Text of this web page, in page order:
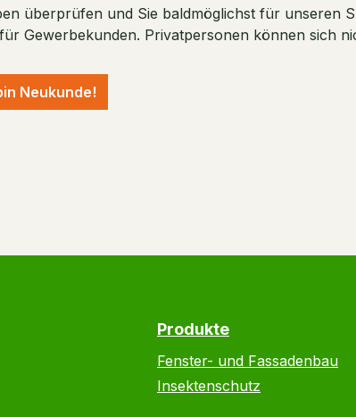
überprüfen und Sie baldmöglichst für unseren
Gewerbekunden. Privatpersonen können sich
Neukunde!
Produkte
Fenster- und Fassadenbau
Insektenschutz